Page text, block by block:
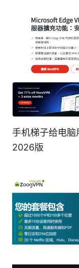
手机梯子给电
2026版